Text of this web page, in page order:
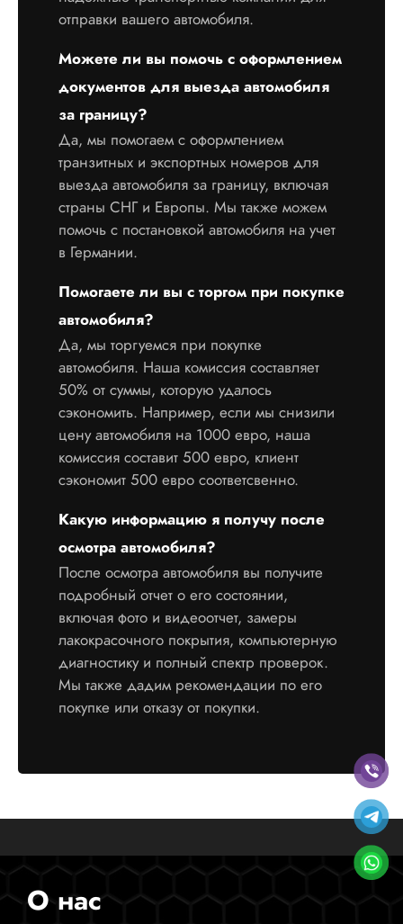
отправки вашего автомобиля.
Можете ли вы помочь с оформлением
документов для выезда автомобиля
за границу?
Да, мы помогаем с оформлением
транзитных и экспортных номеров для
выезда автомобиля за границу, включая
страны СНГ и Европы. Мы также можем
помочь с постановкой автомобиля на учет
в Германии.
Помогаете ли вы с торгом при покупке
автомобиля?
Да, мы торгуемся при покупке
автомобиля. Наша комиссия составляет
50% от суммы, которую удалось
сэкономить. Например, если мы снизили
цену автомобиля на 1000 евро, наша
комиссия составит 500 евро, клиент
сэкономит 500 евро соответсвенно.
Какую информацию я получу после
осмотра автомобиля?
После осмотра автомобиля вы получите
подробный отчет о его состоянии,
включая фото и видеоотчет, замеры
лакокрасочного покрытия, компьютерную
диагностику и полный спектр проверок.
Мы также дадим рекомендации по его
покупке или отказу от покупки.
О нас